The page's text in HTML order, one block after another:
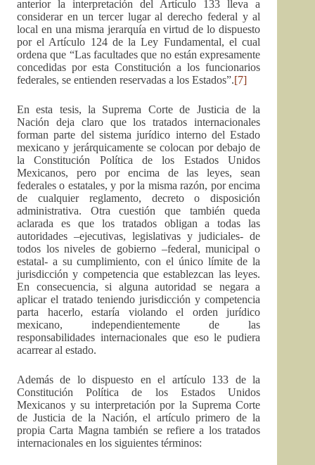
anterior la interpretación del Artículo 133 lleva a
considerar en un tercer lugar al derecho federal y al
local en una misma jerarquía en virtud de lo dispuesto
por el Artículo 124 de la Ley Fundamental, el cual
ordena que “Las facultades que no están expresamente
concedidas por esta Constitución a los funcionarios
federales, se entienden reservadas a los Estados”.[7]
En esta tesis, la Suprema Corte de Justicia de la
Nación deja claro que los tratados internacionales
forman parte del sistema jurídico interno del Estado
mexicano y jerárquicamente se colocan por debajo de
la Constitución Política de los Estados Unidos
Mexicanos, pero por encima de las leyes, sean
federales o estatales, y por la misma razón, por encima
de cualquier reglamento, decreto o disposición
administrativa. Otra cuestión que también queda
aclarada es que los tratados obligan a todas las
autoridades –ejecutivas, legislativas y judiciales- de
todos los niveles de gobierno –federal, municipal o
estatal- a su cumplimiento, con el único límite de la
jurisdicción y competencia que establezcan las leyes.
En consecuencia, si alguna autoridad se negara a
aplicar el tratado teniendo jurisdicción y competencia
parta hacerlo, estaría violando el orden jurídico
mexicano, independientemente de las
responsabilidades internacionales que eso le pudiera
acarrear al estado.
Además de lo dispuesto en el artículo 133 de la
Constitución Política de los Estados Unidos
Mexicanos y su interpretación por la Suprema Corte
de Justicia de la Nación, el artículo primero de la
propia Carta Magna también se refiere a los tratados
internacionales en los siguientes términos: